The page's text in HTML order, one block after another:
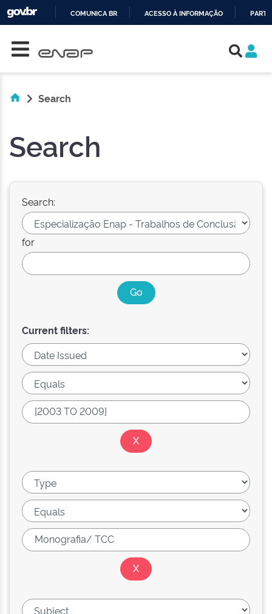
COMUNICA BR ACESSO À INFORMAÇÃO
Search
Search
Search:
for
Current filters: